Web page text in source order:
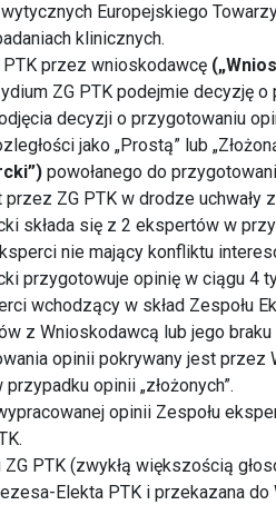
Europejskiego
klinicznych.
PTK przez wnioskodawcę
ZG PTK podejmie decyzję
decyzji o przygotowaniu
jako „Prostą” lub
powołanego do
ZG PTK w drodze uchwały
składa się z 2 ekspertów w
nie mający konfliktu
przygotowuje opinię w ciągu 4
wchodzący w skład Zespołu
z Wnioskodawcą lub jego
opinii pokrywany jest przez
opinii „złożonych”.
opinii Zespołu
PTK (zwykłą większością
Elekta PTK i przekazana do